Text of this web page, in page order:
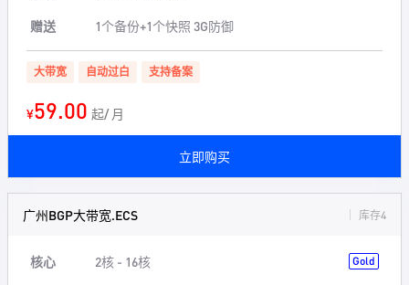
赠送
1个备份+1个快照 3G防御
大带宽 自动过白 支持备案
¥59.00 起/ 月
立即购买
广州BGP大带宽.ECS 库存4
核心 2核 - 16核 Gold